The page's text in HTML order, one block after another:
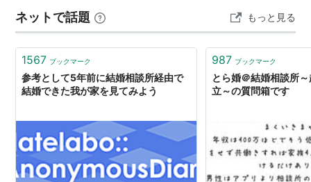
ともあります。 今回は、プロポーズ待ちに疲れてしまう
理由や、結婚を決断しない男性…
ネットで話題 もっと見る
1567 ブックマーク
参考として5年前に結婚相談所経由で
結婚できた我が家を見てみよう
987 ブックマーク
とら婚＠結婚相談所
立～の質問箱です